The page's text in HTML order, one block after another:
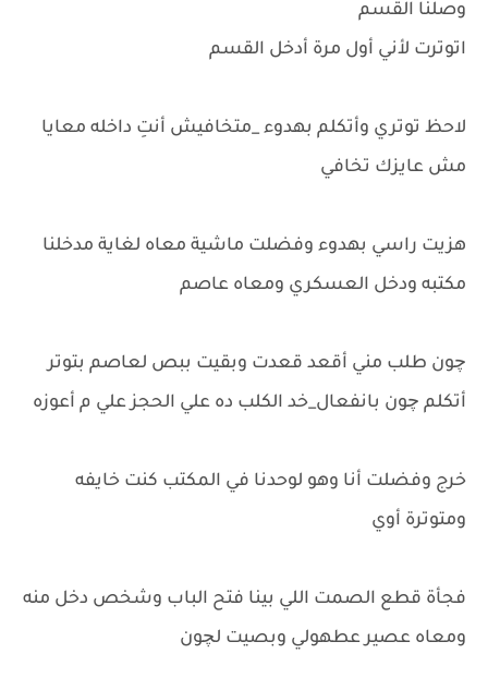
وصلنا القسم
اتوترت لأني أول مرة أدخل القسم
لاحظ توتري وأتكلم بهدوء _متخافيش أنتِ داخله معايا
مش عايزك تخافي
هزيت راسي بهدوء وفضلت ماشية معاه لغاية مدخلنا
مكتبه ودخل العسكري ومعاه عاصم
چون طلب مني أقعد قعدت وبقيت ببص لعاصم بتوتر
أتكلم چون بانفعال_خد الكلب ده علي الحجز علي م أعوزه
خرج وفضلت أنا وهو لوحدنا في المكتب كنت خايفه
ومتوترة أوي
فجأة قطع الصمت اللي بينا فتح الباب وشخص دخل منه
ومعاه عصير عطهولي وبصيت لچون